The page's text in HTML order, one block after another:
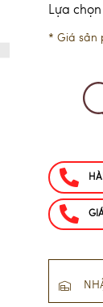
Lựa chọn
* Giá sản